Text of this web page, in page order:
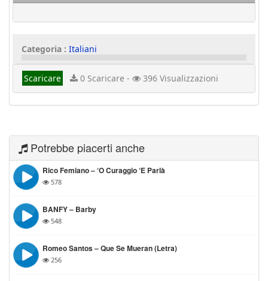
Categoria : Italiani
Scaricare 0 Scaricare - 396 Visualizzazioni
Potrebbe piacerti anche
Rico Femiano – ‘O Curaggio ‘e Parlà
578
BANFY – Barby
548
Romeo Santos – Que Se Mueran (Letra)
256